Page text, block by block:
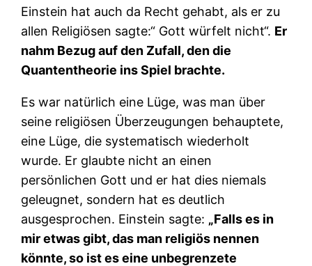
Einstein hat auch da Recht gehabt, als er zu
allen Religiösen sagte:“ Gott würfelt nicht“. Er
nahm Bezug auf den Zufall, den die
Quantentheorie ins Spiel brachte.
Es war natürlich eine Lüge, was man über
seine religiösen Überzeugungen behauptete,
eine Lüge, die systematisch wiederholt
wurde. Er glaubte nicht an einen
persönlichen Gott und er hat dies niemals
geleugnet, sondern hat es deutlich
ausgesprochen. Einstein sagte: „Falls es in
mir etwas gibt, das man religiös nennen
könnte, so ist es eine unbegrenzete